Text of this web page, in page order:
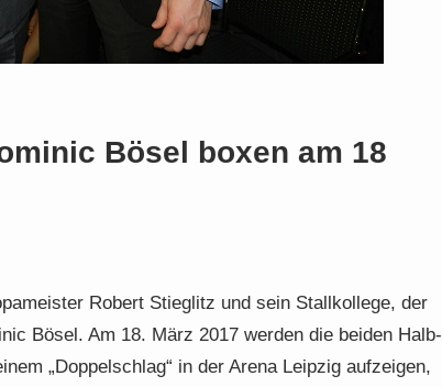
Bösel boxen am 18
Robert Stieglitz und sein Stallkollege, der
Bösel. Am 18. März 2017 werden die beiden Halb-
„Doppelschlag“ in der Arena Leipzig aufzeigen,